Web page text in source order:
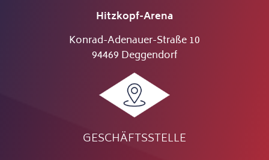
Hitzkopf-Arena
Konrad-Adenauer-Straße 10
94469 Deggendorf
GESCHÄFTSSTELLE